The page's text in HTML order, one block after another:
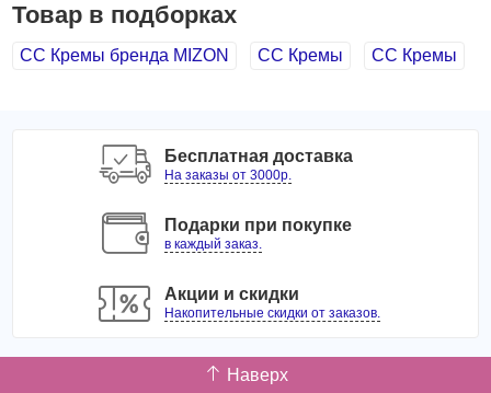
Товар в подборках
СС Кремы бренда MIZON СС Кремы СС Кремы
Бесплатная доставка
На заказы от 3000р.
Подарки при покупке
в каждый заказ.
Акции и скидки
Накопительные скидки от заказов.
Наверх